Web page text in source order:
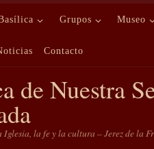
Grupos Museo
Contacto
de Nuestra
Iglesia, la fe y la cultura – Jerez de la